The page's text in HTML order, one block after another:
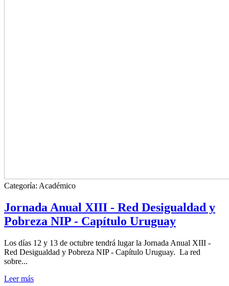
Categoría: Académico
Jornada Anual XIII - Red Desigualdad y
Pobreza NIP - Capítulo Uruguay
Los días 12 y 13 de octubre tendrá lugar la Jornada Anual XIII -
Red Desigualdad y Pobreza NIP - Capítulo Uruguay. La red
sobre...
Leer más